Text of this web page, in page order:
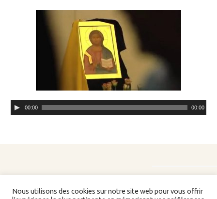
Lecteur
audio
00:00 00:00
Nous utilisons des cookies sur notre site web pour vous offrir